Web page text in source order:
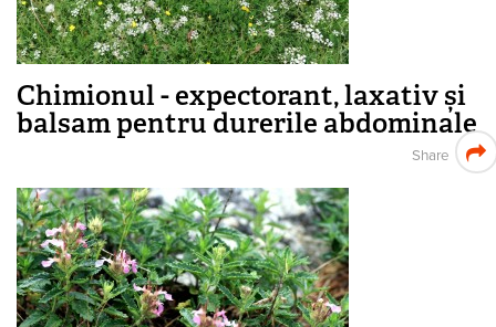
Chimionul - expectorant, laxativ și
balsam pentru durerile abdominale
Share